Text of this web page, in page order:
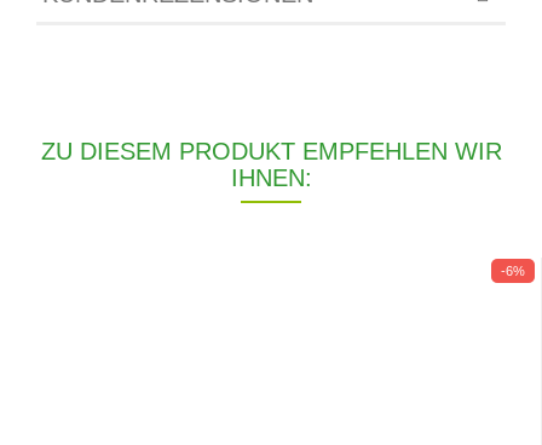
ZU DIESEM PRODUKT EMPFEHLEN WIR
IHNEN:
-6%